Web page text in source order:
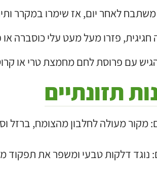
לאחר יום, אז שימרו במקרר
פזרו מעל מעט עלי כוסברה או
עם פרוסת לחם מחמצת טרי או
תזונתיים
מקור מעולה לחלבון מהצומח, ברזל
נוגד דלקות טבעי ומשפר את תפקוד